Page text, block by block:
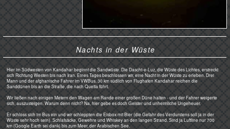
Glück gehabt. Er schaut gerade
Im Hintergrund ein Kanal mit
dem Wasser des Arghandab aus
dem gleichnamigen Stausee. Es
wird zu den fruchtbaren Feldern
weiter unten in den Ebenen
geführt.
Überlandbus...